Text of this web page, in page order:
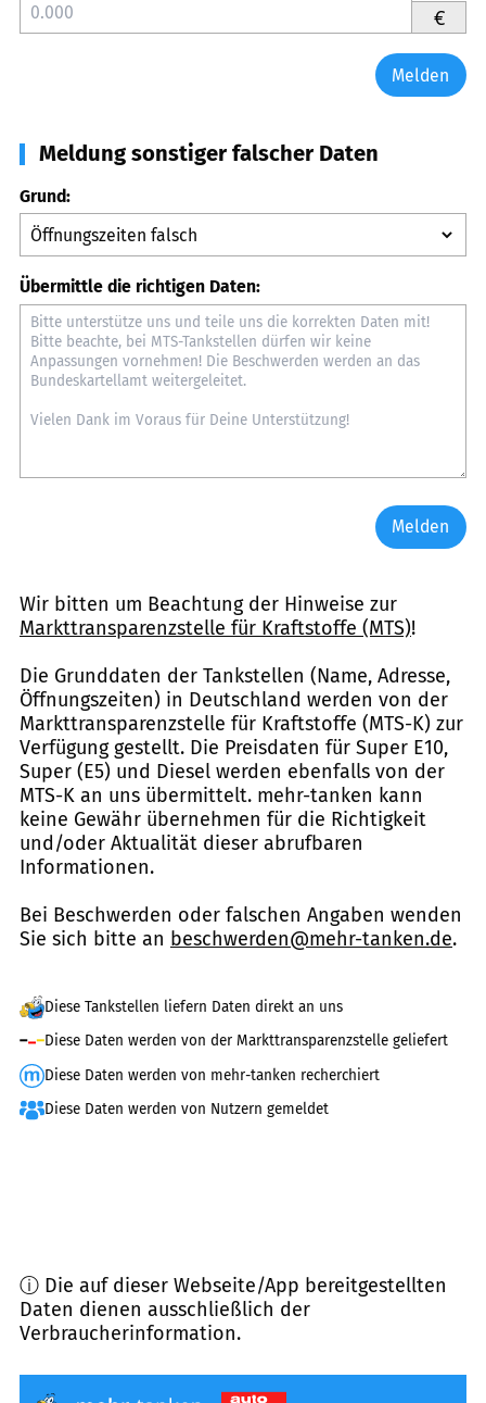
€
Melden
Meldung sonstiger falscher Daten
Grund:
Übermittle die richtigen Daten:
Melden
Wir bitten um Beachtung der Hinweise zur
Markttransparenzstelle für Kraftstoffe (MTS)!
Die Grunddaten der Tankstellen (Name, Adresse,
Öffnungszeiten) in Deutschland werden von der
Markttransparenzstelle für Kraftstoffe (MTS-K) zur
Verfügung gestellt. Die Preisdaten für Super E10,
Super (E5) und Diesel werden ebenfalls von der
MTS-K an uns übermittelt. mehr-tanken kann
keine Gewähr übernehmen für die Richtigkeit
und/oder Aktualität dieser abrufbaren
Informationen.
Bei Beschwerden oder falschen Angaben wenden
Sie sich bitte an beschwerden@mehr-tanken.de.
Diese Tankstellen liefern Daten direkt an uns
Diese Daten werden von der Markttransparenzstelle geliefert
Diese Daten werden von mehr-tanken recherchiert
Diese Daten werden von Nutzern gemeldet
ⓘ Die auf dieser Webseite/App bereitgestellten
Daten dienen ausschließlich der
Verbraucherinformation.